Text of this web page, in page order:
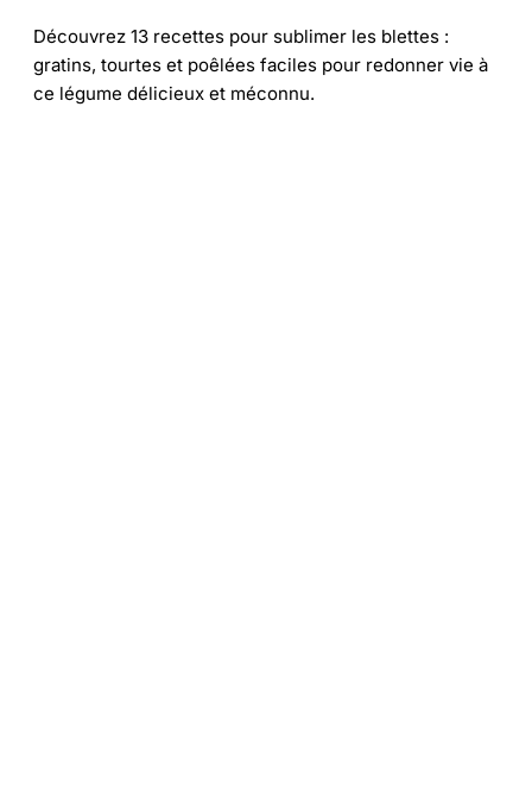
Découvrez 13 recettes pour sublimer les blettes :
gratins, tourtes et poêlées faciles pour redonner vie à
ce légume délicieux et méconnu.